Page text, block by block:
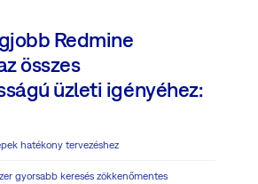
Redmine
összes
üzleti igényéhez:
hatékony tervezéshez
gyorsabb keresés zökkenőmentes